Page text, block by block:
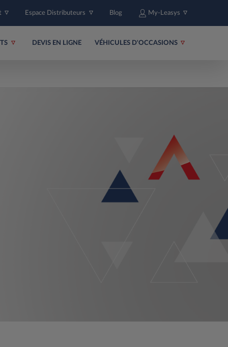
Espace Distributeurs Blog My-Leasys
DEVIS EN LIGNE VÉHICULES D'OCCASIONS